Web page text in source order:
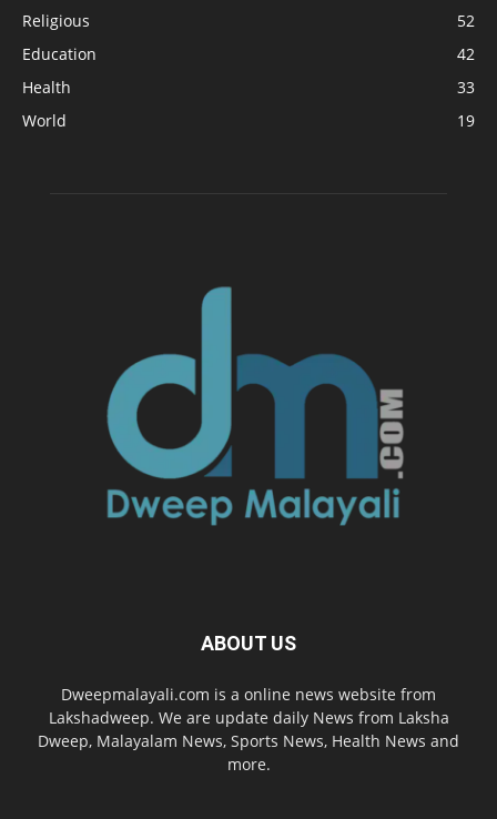
Religious
52
Education
42
Health
33
World
19
ABOUT US
Dweepmalayali.com is a online news website from
Lakshadweep. We are update daily News from Laksha
Dweep, Malayalam News, Sports News, Health News and
more.